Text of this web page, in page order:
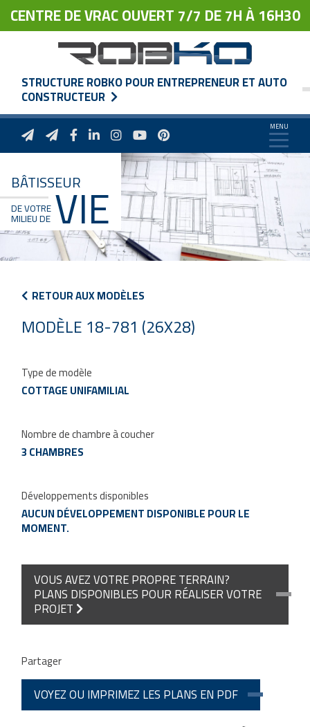
CENTRE DE VRAC OUVERT 7/7 DE 7H À 16H30
STRUCTURE ROBKO POUR ENTREPRENEUR ET AUTO
CONSTRUCTEUR
BÂTISSEUR
DE VOTRE
MILIEU DE VIE
RETOUR AUX MODÈLES
MODÈLE 18-781 (26X28)
Type de modèle
COTTAGE UNIFAMILIAL
Nombre de chambre à coucher
3 CHAMBRES
Développements disponibles
AUCUN DÉVELOPPEMENT DISPONIBLE POUR LE
MOMENT.
VOUS AVEZ VOTRE PROPRE TERRAIN?
PLANS DISPONIBLES POUR RÉALISER VOTRE
PROJET
Partager
VOYEZ OU IMPRIMEZ LES PLANS EN PDF